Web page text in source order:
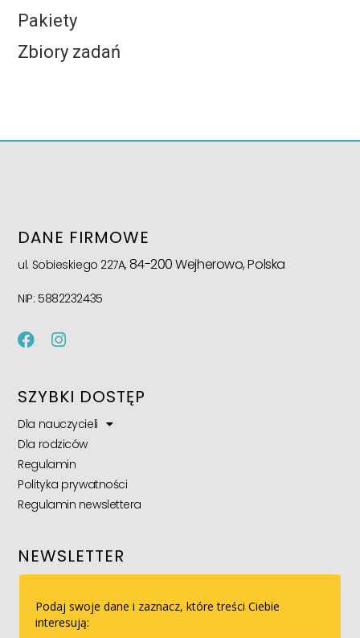
Pakiety
Zbiory zadań
DANE FIRMOWE
ul. Sobieskiego 227A, 84-200 Wejherowo, Polska
NIP: 5882232435
SZYBKI DOSTĘP
Dla nauczycieli
Dla rodziców
Regulamin
Polityka prywatności
Regulamin newslettera
NEWSLETTER
Podaj swoje dane i zaznacz, które treści Ciebie
interesują: